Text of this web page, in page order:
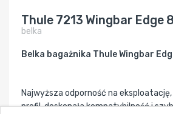
Thule 7213 Wingbar Edge
belka
Belka bagażnika Thule Wingbar
Najwyższa odporność na
profil, doskonała kompatybilność i